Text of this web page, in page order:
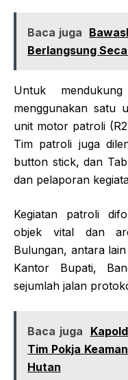
Baca juga
Berlangsung
​Untuk
menggunakan satu
unit motor patroli
Tim patroli juga
button stick, dan
dan pelaporan
​Kegiatan patroli
objek vital dan
Bulungan, antara
Kantor Bupati,
sejumlah jalan
Baca juga
Tim Pokja
Hutan